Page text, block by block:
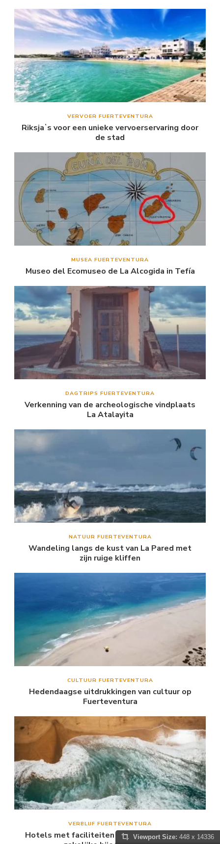
VERVOER FUERTEVENTURA
Riksjaʼs voor een unieke vervoerservaring door
de stad
MUSEA FUERTEVENTURA
Museo del Ecomuseo de La Alcogida in Tefía
DAGTRIPS FUERTEVENTURA
Verkenning van de archeologische vindplaats
La Atalayita
NATUUR FUERTEVENTURA
Wandeling langs de kust van La Pared met
zijn ruige kliffen
CULTUUR FUERTEVENTURA
Hedendaagse uitdrukkingen van cultuur op
Fuerteventura
VERBLIJF FUERTEVENTURA
Hotels met faciliteiten voor conferenties en
Viewport Size: 448 x 14336